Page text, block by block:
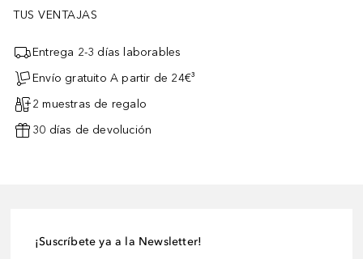
TUS VENTAJAS
Entrega 2-3 días laborables
Envío gratuito A partir de 24€³
2 muestras de regalo
30 días de devolución
¡Suscríbete ya a la Newsletter!